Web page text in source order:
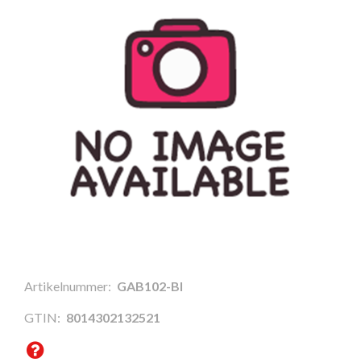
Artikelnummer: GAB102-BI
GTIN: 8014302132521